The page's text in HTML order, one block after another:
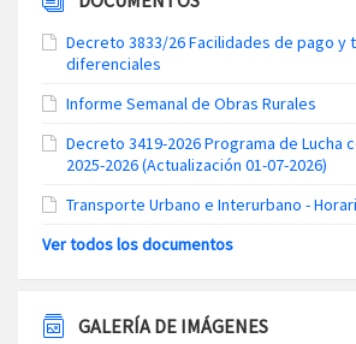
Decreto 3833/26 Facilidades de pago y
diferenciales
Informe Semanal de Obras Rurales
Decreto 3419-2026 Programa de Lucha
2025-2026 (Actualización 01-07-2026)
Transporte Urbano e Interurbano -
Ver todos los documentos
GALERÍA DE IMÁGENES